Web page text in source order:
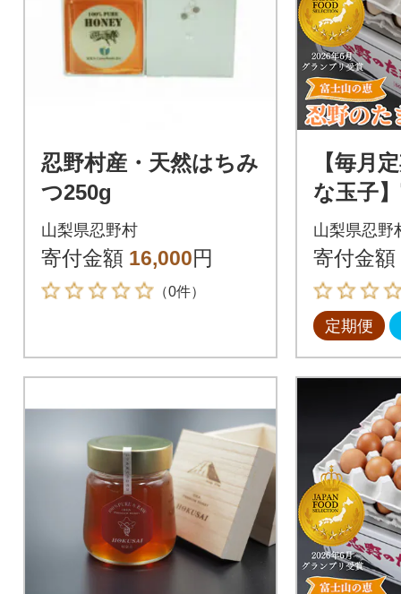
忍野村産・天然はちみ
つ250g
山梨県忍野村
寄付金額 16,000円
（0件）
【毎月
な玉子
忍野の
のピン
回
山梨県忍野
寄付金額
定期便